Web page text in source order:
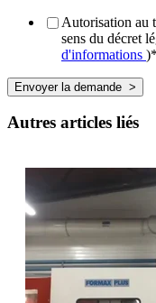
Autorisation au
sens du décret
d'informations )*
Autres articles liés